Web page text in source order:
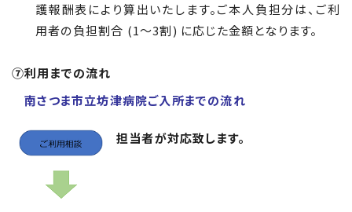
護報酬表により算出いたします。ご本人負担分は、ご利
用者の負担割合 (1～3割) に応じた金額となります。
⑦利用までの流れ
南さつま市立坊津病院ご入所までの流れ
担当者が対応致します。